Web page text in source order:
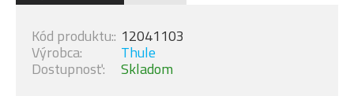
Dostupnosť: Skladom
Výrobca: Thule
Kód produktu:: 12041103